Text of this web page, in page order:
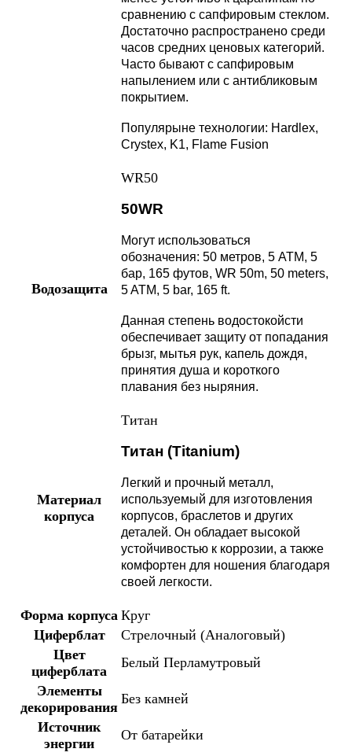
сравнению с сапфировым стеклом.
Достаточно распространено среди
часов средних ценовых категорий.
Часто бывают с сапфировым
напылением или с антибликовым
покрытием.
Популярыне технологии: Hardlex,
Crystex, K1, Flame Fusion
Водозащита
WR50
50WR
Могут использоваться
обозначения: 50 метров, 5 АТМ, 5
бар, 165 футов, WR 50m, 50 meters,
5 ATM, 5 bar, 165 ft.
Данная степень водостокойсти
обеспечивает защиту от попадания
брызг, мытья рук, капель дождя,
принятия душа и короткого
плавания без ныряния.
Материал
корпуса
Титан
Титан (Titanium)
Легкий и прочный металл,
используемый для изготовления
корпусов, браслетов и других
деталей. Он обладает высокой
устойчивостью к коррозии, а также
комфортен для ношения благодаря
своей легкости.
Форма корпуса Круг
Циферблат
Стрелочный (Аналоговый)
Цвет
циферблата
Белый Перламутровый
Элементы
декорирования
Без камней
Источник
энергии
От батарейки